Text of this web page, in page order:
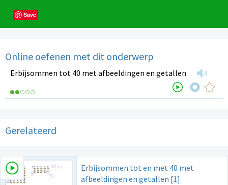
Save
Online oefenen met dit onderwerp
Erbijsommen tot 40 met afbeeldingen en getallen
Gerelateerd
Erbijsommen tot en met 40 met
afbeeldingen en getallen [1]